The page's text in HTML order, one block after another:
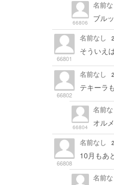
66806
名前
ブル
66801
名前なし
そういえ
66802
名前なし
テキーラ
66804
名前
オル
66808
名前なし
10月もあ
名前